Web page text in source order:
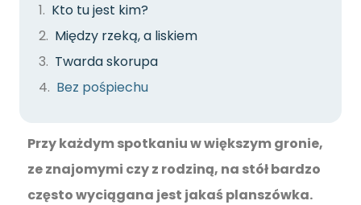
Kto tu jest kim?
Między rzeką, a liskiem
Twarda skorupa
Bez pośpiechu
Przy każdym spotkaniu w większym gronie,
ze znajomymi czy z rodziną, na stół bardzo
często wyciągana jest jakaś planszówka.